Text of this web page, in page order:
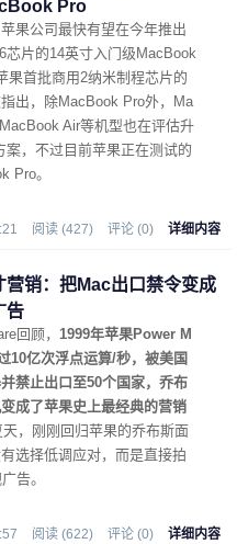
Pro
果公司最快有望在今年推出
芯片的14英寸入门级MacBook
果首批商用2纳米制程芯片的
出，除MacBook Pro外，Ma
Air等机型也在评估升
案，不过目前苹果正在测试的
Pro。
阅读 (427) 评论 (0) 详细内容
营销：把Mac出口禁令变成
告
回顾， 1999年苹果Power M
10亿次浮点运算/秒，被美国
禁止出口至50个国家，乔布
成了苹果史上最经典的营销
天，刚刚回归苹果的乔布斯面
选择低调应对，而是直接拍
告。
阅读 (622) 评论 (0) 详细内容